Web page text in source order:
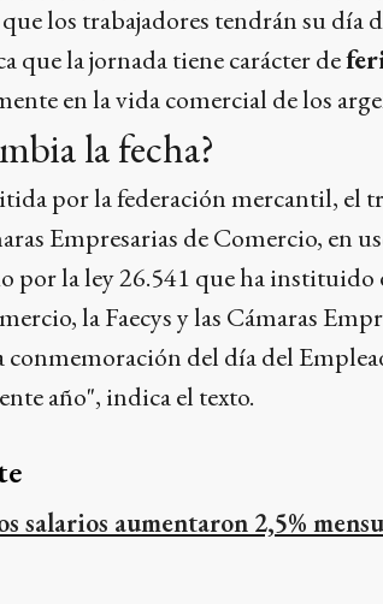
los trabajadores tendrán su día
que la jornada tiene carácter de
en la vida comercial de los
la fecha?
por la federación mercantil, el
Empresarias de Comercio, en
por la ley 26.541 que ha instituido
la Faecys y las Cámaras
conmemoración del día del
año", indica el texto.
salarios aumentaron 2,5%